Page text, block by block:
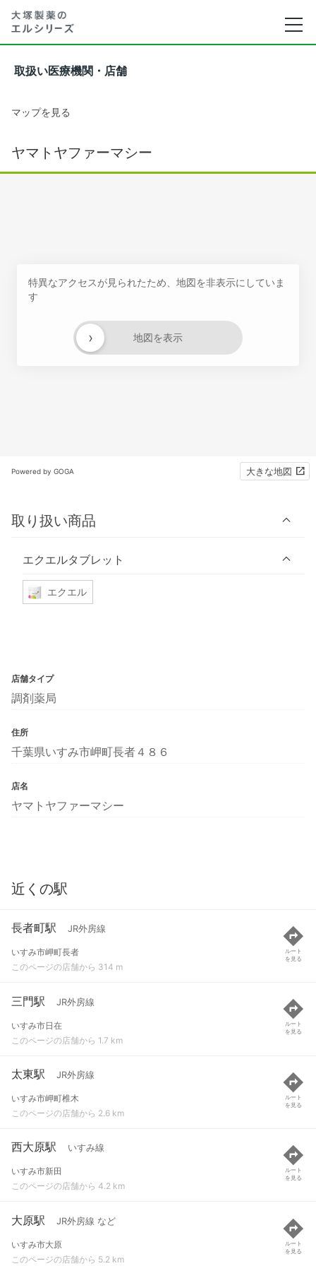
取扱い医療機関・店舗
マップを見る
ヤマトヤファーマシー
特異なアクセスが見られたため、地図を非表示にしていま
す
地図を表示
›
Powered by GOGA 大きな地図
取り扱い商品
エクエルタブレット
エクエル
店舗タイプ
調剤薬局
住所
千葉県いすみ市岬町長者４８６
店名
ヤマトヤファーマシー
近くの駅
長者町駅 JR外房線
いすみ市岬町長者
このページの店舗から 314 m
ルート
を見る
三門駅 JR外房線
いすみ市日在
このページの店舗から 1.7 km
ルート
を見る
太東駅 JR外房線
いすみ市岬町椎木
このページの店舗から 2.6 km
ルート
を見る
西大原駅 いすみ線
いすみ市新田
このページの店舗から 4.2 km
ルート
を見る
大原駅 JR外房線 など
いすみ市大原
このページの店舗から 5.2 km
ルート
を見る